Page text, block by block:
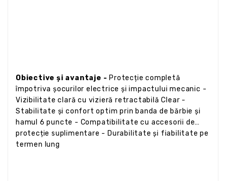
Obiective și avantaje - Protecție completă
împotriva șocurilor electrice și impactului mecanic -
Vizibilitate clară cu vizieră retractabilă Clear -
Stabilitate și confort optim prin banda de bărbie și
hamul 6 puncte - Compatibilitate cu accesorii de
protecție suplimentare - Durabilitate și fiabilitate pe
termen lung